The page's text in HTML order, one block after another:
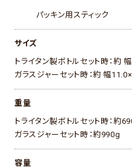
パッキン用スティック
サイズ
トライタン製ボトルセット時：
ガラスジャーセット時：約 幅
重量
トライタン製ボトルセット時：約
ガラスジャーセット時：約990g
容量